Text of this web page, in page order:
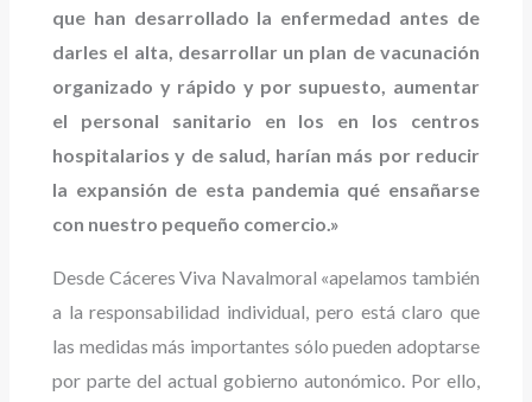
que han desarrollado la enfermedad antes de
darles el alta, desarrollar un plan de vacunación
organizado y rápido y por supuesto, aumentar
el personal sanitario en los en los centros
hospitalarios y de salud, harían más por reducir
la expansión de esta pandemia qué ensañarse
con nuestro pequeño comercio.»
Desde Cáceres Viva Navalmoral «apelamos también
a la responsabilidad individual, pero está claro que
las medidas más importantes sólo pueden adoptarse
por parte del actual gobierno autonómico. Por ello,